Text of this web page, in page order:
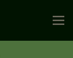
Menú